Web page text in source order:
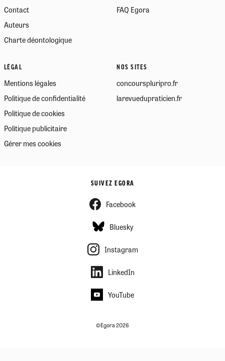
Contact
Auteurs
Charte déontologique
FAQ Egora
LÉGAL
Mentions légales
Politique de confidentialité
Politique de cookies
Politique publicitaire
Gérer mes cookies
NOS SITES
concourspluripro.fr
larevuedupraticien.fr
SUIVEZ EGORA
Facebook
Bluesky
Instagram
LinkedIn
YouTube
©Egora 2026